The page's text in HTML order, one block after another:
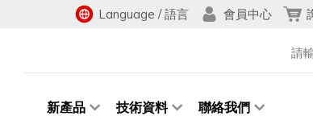
Language / 語言 會員中心
新產品 技術資料 聯絡我們